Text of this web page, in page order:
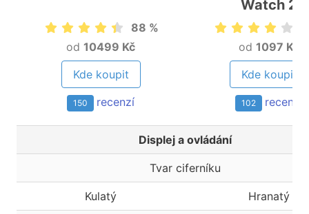
88 %
od 10499 Kč
Kde koupit
150 recenzí
Watch 2
od 1097 Kč
Kde koupit
102 recenzí
Displej a ovládání
Tvar ciferníku
Kulatý Hranatý